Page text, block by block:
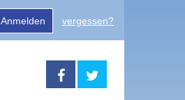
Anmelden vergessen?